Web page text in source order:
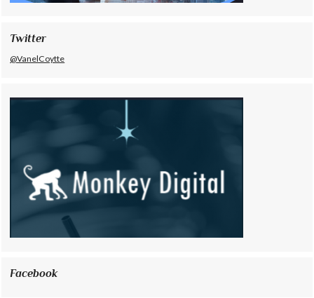
Twitter
@VanelCoytte
Facebook